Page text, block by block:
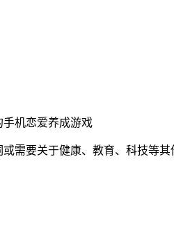
要关于健康、教育、科技等